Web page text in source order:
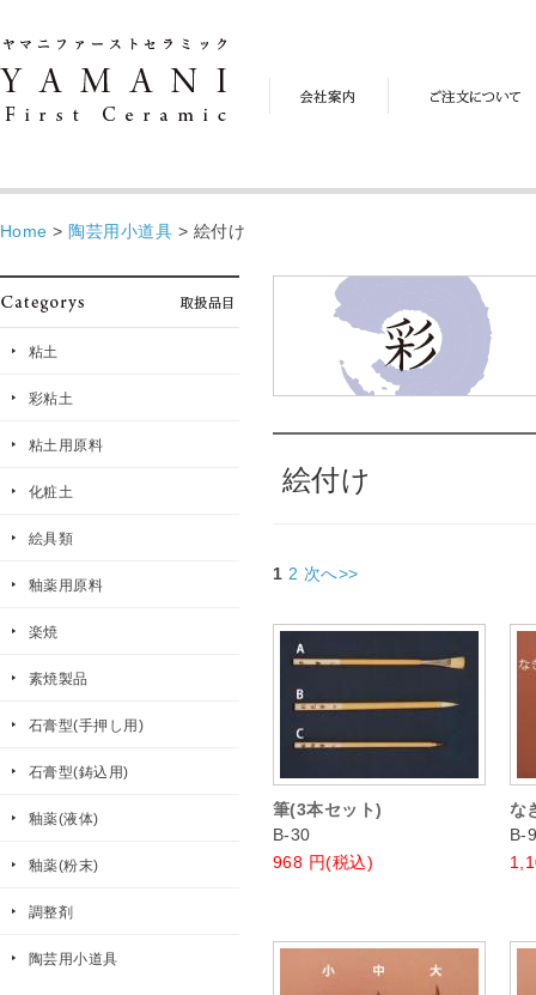
い
Home > 陶芸用小道具 > 絵付け
粘土
彩粘土
粘土用原料
化粧土
絵具類
釉薬用原料
楽焼
素焼製品
石膏型(手押し用)
石膏型(鋳込用)
釉薬(液体)
釉薬(粉末)
調整剤
陶芸用小道具
絵付け
1 2 次へ>>
筆(3本セット)
B-30
968 円(税込)
な
B-